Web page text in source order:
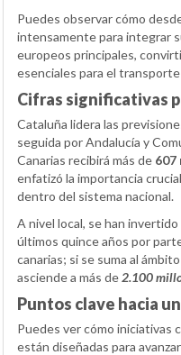
Puedes observar cómo
intensamente para integrar
europeos principales,
esenciales para el
Cifras significativas
Cataluña lidera las
seguida por Andalucía y
Canarias recibirá más de 607
enfatizó la importancia
dentro del sistema nacional.
A nivel local, se han
últimos quince años por
canarias; si se suma al
asciende a más de2.100
Puntos clave hacia
Puedes ver cómo iniciativas
están diseñadas para